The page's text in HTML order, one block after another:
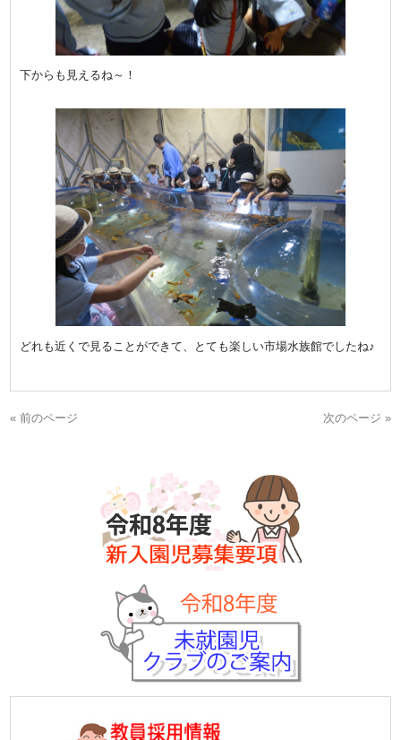
下からも見えるね～！
どれも近くで見ることができて、とても楽しい市場水族館でしたね♪
« 前のページ 次のページ »